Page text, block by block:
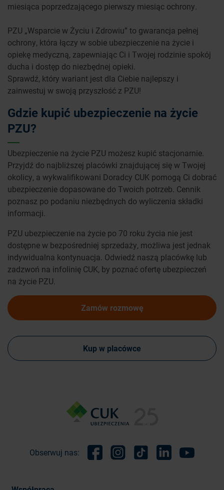
miesiąca poprzedzającego pierwszy miesiąc ochrony.
PZU „Wsparcie w Życiu i Zdrowiu” to gwarancja pełnej
ochrony, która łączy w sobie ubezpieczenie na życie i
opiekę medyczną, zapewniając Ci i Twojej rodzinie spokój
ducha i dostęp do niezbędnej opieki.
Sprawdź, który wariant jest dla Ciebie najlepszy i
zainwestuj w swoją przyszłość z PZU!
Gdzie kupić ubezpieczenie na życie
PZU?
Ubezpieczenie na życie PZU możesz kupić stacjonarnie.
Przyjdź do najbliższej placówki znajdującej się w Twojej
okolicy, a wykwalifikowani Doradcy CUK pomogą Ci dobrać
ubezpieczenie dopasowane do Twoich potrzeb. Cennik
poznasz po podaniu niezbędnych do wyliczenia składki
informacji.
PZU ubezpieczenie na życie po 70 roku życia nie jest
dostępne w bezpośredniej sprzedaży, możliwa jest jednak
indywidualna kontynuacja. Odwiedź naszą placówkę lub
zadzwoń na infolinię CUK, by poznać ofertę ubezpieczeń
na życie PZU.
Zamów rozmowę
Kup w placówce
Obserwuj nas: